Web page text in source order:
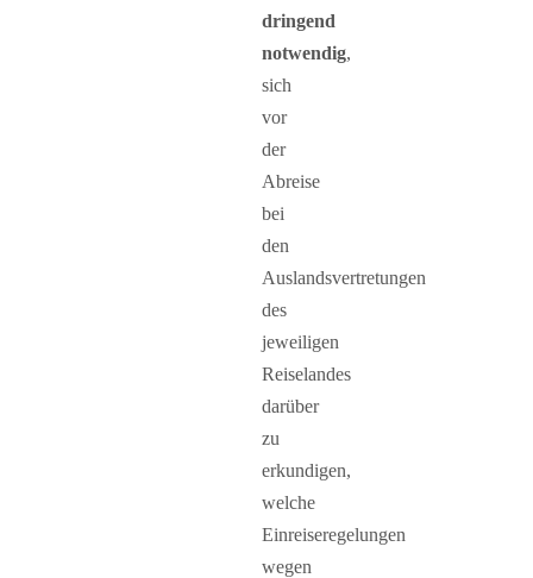
dringend
notwendig,
sich
vor
der
Abreise
bei
den
Auslandsvertretungen
des
jeweiligen
Reiselandes
darüber
zu
erkundigen,
welche
Einreiseregelungen
wegen